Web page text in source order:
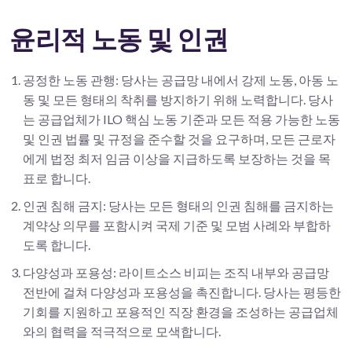
윤리적 노동 및 인권
공정한 노동 관행: 당사는 공급망 내에서 강제 노동, 아동 노
동 및 모든 형태의 착취를 방지하기 위해 노력합니다. 당사
는 공급업체가 ILO 핵심 노동 기준과 모든 적용 가능한 노동
및 인권 법률 및 규정을 준수할 것을 요구하며, 모든 근로자
에게 법정 최저 임금 이상을 지급하도록 보장하는 것을 목
표로 합니다.
인권 침해 금지: 당사는 모든 형태의 인권 침해를 금지하는
계약상 의무를 포함시켜 국제 기준 및 모범 사례와 부합하
도록 합니다.
다양성과 포용성: 라이트소스 비피는 조직 내부와 공급망
전반에 걸쳐 다양성과 포용성을 촉진합니다. 당사는 평등한
기회를 지원하고 포용적인 직장 환경을 조성하는 공급업체
와의 협력을 적극적으로 모색합니다.